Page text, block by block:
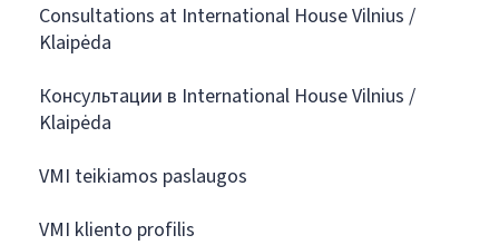
Consultations at International House Vilnius /
Klaipėda
Консультации в International House Vilnius /
Klaipėda
VMI teikiamos paslaugos
VMI kliento profilis